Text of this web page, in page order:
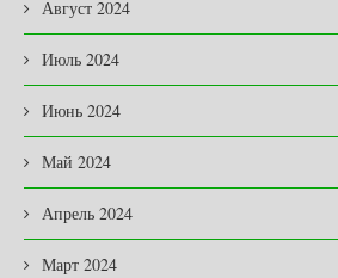
Август 2024
Июль 2024
Июнь 2024
Май 2024
Апрель 2024
Март 2024